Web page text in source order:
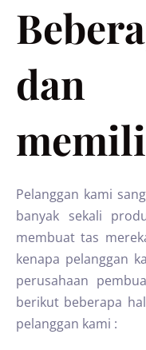
dan
Pelanggan kami
banyak sekali
membuat tas
kenapa pelanggan
perusahaan
berikut beberapa
pelanggan kami :